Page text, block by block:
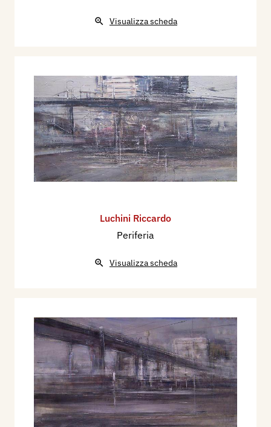
Visualizza scheda
Luchini Riccardo
Periferia
Visualizza scheda